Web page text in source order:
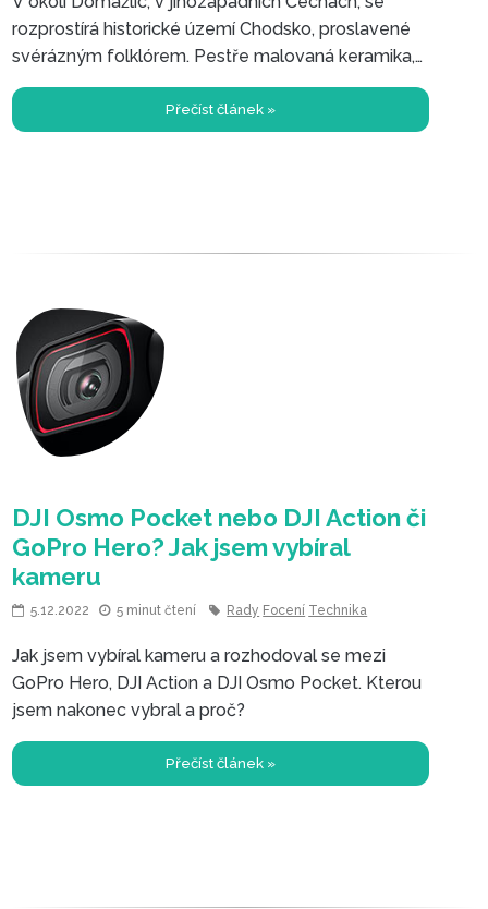
rozprostírá historické území Chodsko, proslavené
svérázným folklórem. Pestře malovaná keramika,
kvalitní kanafas, nebo paličkované krajky.
Přečíst článek »
5.12.2022 5 minut čtení Rady Focení Technika
Jak jsem vybíral kameru a rozhodoval se mezi
GoPro Hero, DJI Action a DJI Osmo Pocket. Kterou
jsem nakonec vybral a proč?
Přečíst článek »